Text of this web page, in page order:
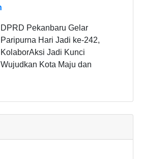
DPRD Pekanbaru Gelar
Paripurna Hari Jadi ke-242,
KolaborAksi Jadi Kunci
Wujudkan Kota Maju dan